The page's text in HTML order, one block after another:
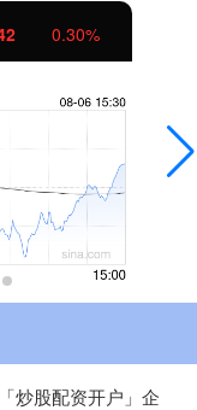
0.30%
炒股配资开户」企